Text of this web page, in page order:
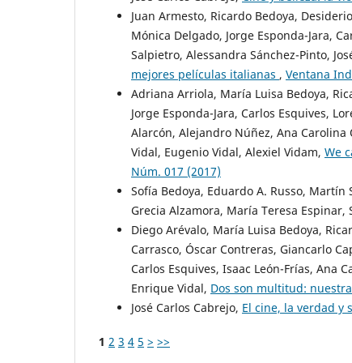
Juan Armesto, Ricardo Bedoya,
Mónica Delgado, Jorge Esponda-Jara,
Salpietro, Alessandra Sánchez-Pinto,
mejores películas italianas , Ventana
Adriana Arriola, María Luisa Bedoya,
Jorge Esponda-Jara, Carlos Esquives,
Alarcón, Alejandro Núñez, Ana Carolina
Vidal, Eugenio Vidal, Alexiel Vidam, We
Núm. 017 (2017)
Sofía Bedoya, Eduardo A. Russo, Martín
Grecia Alzamora, María Teresa Espinar,
Diego Arévalo, María Luisa Bedoya,
Carrasco, Óscar Contreras, Giancarlo
Carlos Esquives, Isaac León-Frías, Ana
Enrique Vidal, Dos son multitud:
José Carlos Cabrejo, El cine, la verdad y
1 2 3 4 5 > >>